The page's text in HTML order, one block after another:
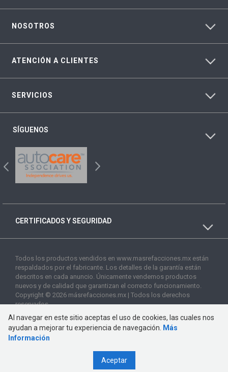
NOSOTROS
ATENCIÓN A CLIENTES
SERVICIOS
SÍGUENOS
CERTIFICADOS Y SEGURIDAD
Todos los productos vendidos en www.masrefacciones.mx están
respaldados por el fabricante. Los detalles de la garantía están
descritos en cada anuncio. Únicamente vendemos productos
nuevos y de calidad que garantizan el correcto funcionamiento.
Copyright © 2026 másrefacciones.mx | Todos los derechos
reservados
Al navegar en este sitio aceptas el uso de cookies, las cuales nos
ayudan a mejorar tu experiencia de navegación.
Más
Información
Aceptar